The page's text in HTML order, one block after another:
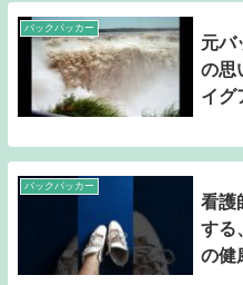
バックパッカー
元バ
の
イグ
バックパッカー
看護
する
の健